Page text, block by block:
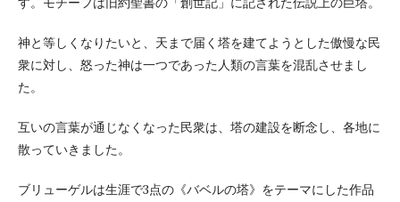
神と等しくなりたいと、天まで届く塔を建てようとした傲慢な民
衆に対し、怒った神は一つであった人類の言葉を混乱させまし
た。
互いの言葉が通じなくなった民衆は、塔の建設を断念し、各地に
散っていきました。
ブリューゲルは生涯で3点の《バベルの塔》をテーマにした作品